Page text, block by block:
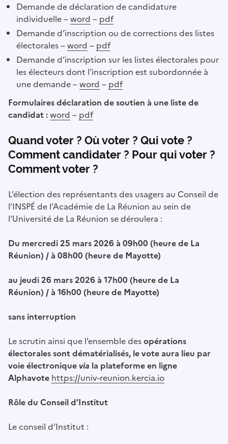
Demande de déclaration de candidature
individuelle –word – pdf
Demande d’inscription ou de corrections des listes
électorales –word – pdf
Demande d’inscription sur les listes électorales pour
les électeurs dont l’inscription est subordonnée à
une demande –word – pdf
Formulaires déclaration de soutien à une liste de
candidat :word – pdf
Quand voter ? Où voter ? Qui vote ?
Comment candidater ? Pour qui voter ?
Comment voter ?
L’élection des représentants des usagers au Conseil de
l’INSPÉ de l’Académie de La Réunion au sein de
l’Université de La Réunion se déroulera :
Du mercredi 25 mars 2026 à 09h00 (heure de La
Réunion) / à 08h00 (heure de Mayotte)
au jeudi 26 mars 2026 à 17h00 (heure de La
Réunion) / à 16h00 (heure de Mayotte)
sans interruption
Le scrutin ainsi que l’ensemble desopérations
électorales sont dématérialisés, le vote aura lieu par
voie électroniquevia la plateforme en ligne
Alphavote https://univ-reunion.kercia.io
Rôle du Conseil d’Institut
Le conseil d’Institut :